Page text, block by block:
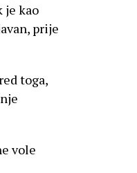
je kao
prije
toga,
vole